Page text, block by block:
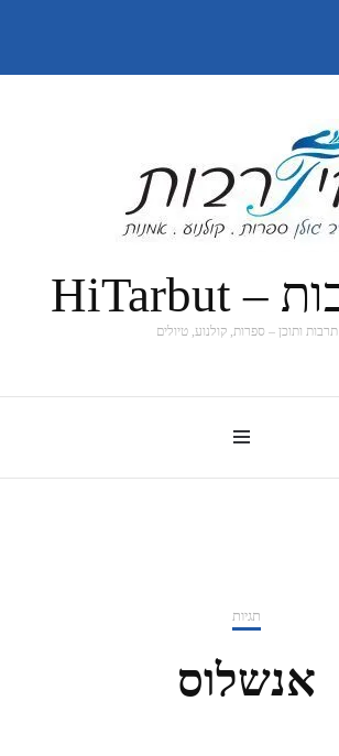
תרבות ותוכן – ספרות, קולנוע, טיולים
תגיות
אנשלוס